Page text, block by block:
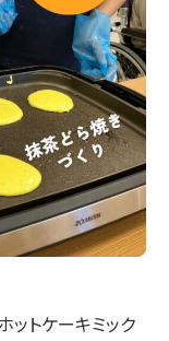
トケーキミック